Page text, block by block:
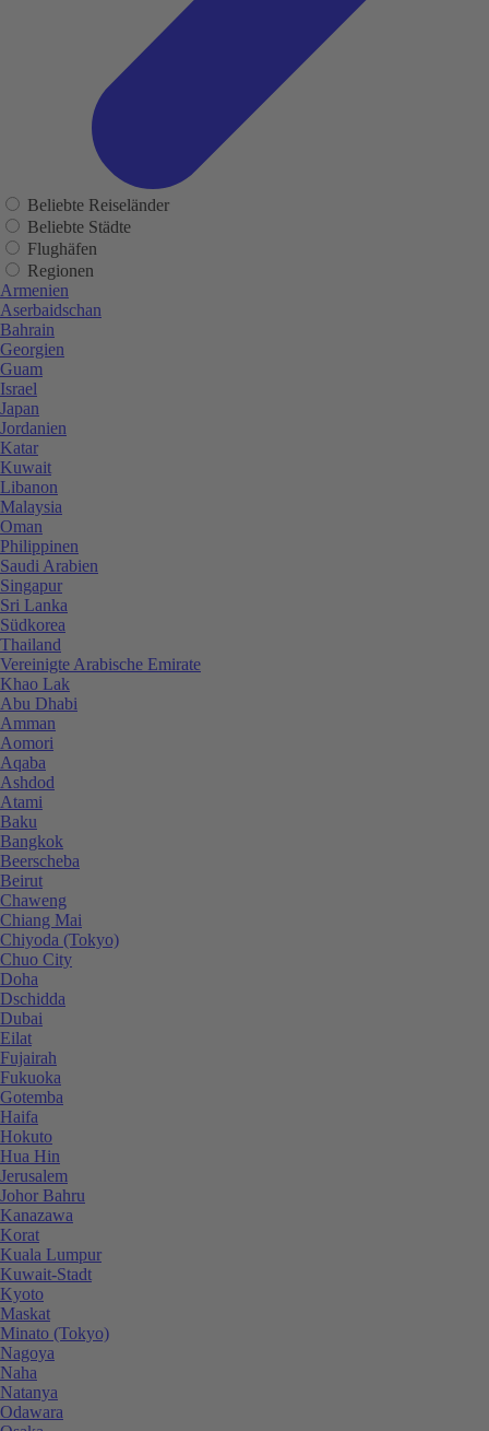
Beliebte Reiseländer
Beliebte Städte
Flughäfen
Regionen
Armenien
Aserbaidschan
Bahrain
Georgien
Guam
Israel
Japan
Jordanien
Katar
Kuwait
Libanon
Malaysia
Oman
Philippinen
Saudi Arabien
Singapur
Sri Lanka
Südkorea
Thailand
Vereinigte Arabische Emirate
Khao Lak
Abu Dhabi
Amman
Aomori
Aqaba
Ashdod
Atami
Baku
Bangkok
Beerscheba
Beirut
Chaweng
Chiang Mai
Chiyoda (Tokyo)
Chuo City
Doha
Dschidda
Dubai
Eilat
Fujairah
Fukuoka
Gotemba
Haifa
Hokuto
Hua Hin
Jerusalem
Johor Bahru
Kanazawa
Korat
Kuala Lumpur
Kuwait-Stadt
Kyoto
Maskat
Minato (Tokyo)
Nagoya
Naha
Natanya
Odawara